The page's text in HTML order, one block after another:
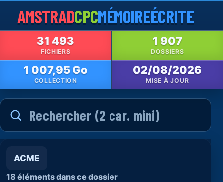
AMSTRADCPCMÉMOIREÉCRITE
31 493
FICHIERS
1 907
DOSSIERS
1 007,95 Go
COLLECTION
02/08/2026
MISE À JOUR
ACME
18 éléments dans ce dossier